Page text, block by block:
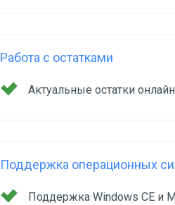
Работа с остатками
Актуальные остатки
Поддержка операционных
Поддержка Windows CE и